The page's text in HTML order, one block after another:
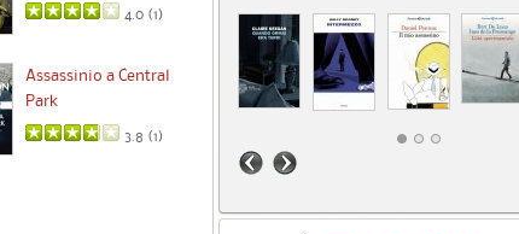
4.0 (1)
Assassinio a Central
Park
3.8 (1)
Tatà
3.3 (4)